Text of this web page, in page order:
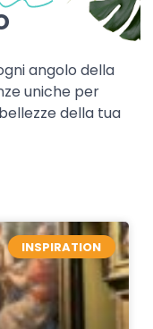
angolo della
uniche per
della tua
INSPIRATION